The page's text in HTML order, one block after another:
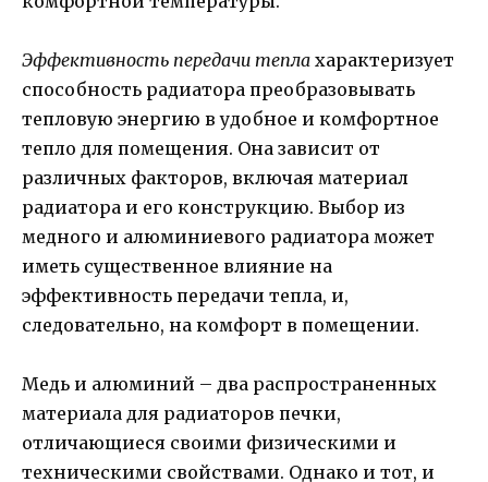
Эффективность передачи тепла характеризует
способность радиатора преобразовывать
тепловую энергию в удобное и комфортное
тепло для помещения. Она зависит от
различных факторов, включая материал
радиатора и его конструкцию. Выбор из
медного и алюминиевого радиатора может
иметь существенное влияние на
эффективность передачи тепла, и,
следовательно, на комфорт в помещении.
Медь и алюминий – два распространенных
материала для радиаторов печки,
отличающиеся своими физическими и
техническими свойствами. Однако и тот, и